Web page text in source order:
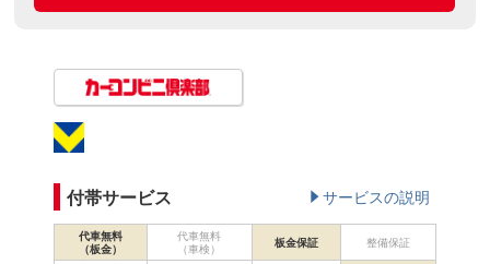
付帯サービス サービスの説明
代車無料
（板金）
代車無料
（車検）
板金保証 整備保証